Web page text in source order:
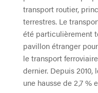
transport routier,
terrestres. Le
été particulièrement
pavillon étranger
le transport
dernier. Depuis
une hausse de 2,7 %